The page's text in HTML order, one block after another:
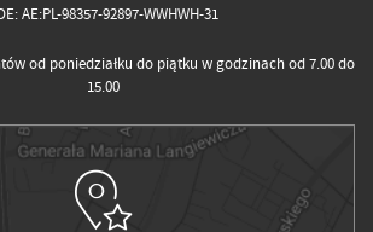
AE:PL-98357-92897-WWHWH-31
od poniedziałku do piątku w godzinach od 7.00 do
15.00